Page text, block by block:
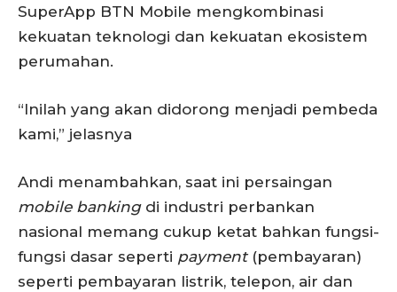
SuperApp BTN Mobile mengkombinasi
kekuatan teknologi dan kekuatan ekosistem
perumahan.
“Inilah yang akan didorong menjadi pembeda
kami,” jelasnya
Andi menambahkan, saat ini persaingan
mobile bankingdi industri perbankan
nasional memang cukup ketat bahkan fungsi-
fungsi dasar seperti payment(pembayaran)
seperti pembayaran listrik, telepon, air dan